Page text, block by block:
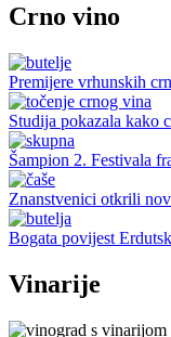
Crno vino
Premijere vrhunskih
Studija pokazala kako
Šampion 2. Festivala
Znanstvenici otkrili
Bogata povijest
Vinarije